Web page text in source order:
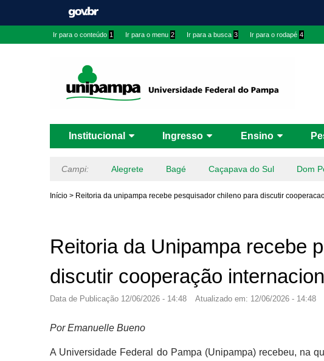
Ir para o conteúdo 1 Ir para o menu 2 Ir para a busca 3 Ir para o rodapé 4
Institucional Ingresso Ensino
Campi: Alegrete Bagé Caçapava do Sul Dom
Início > Reitoria da unipampa recebe pesquisador chileno para discutir
Reitoria da Unipampa recebe
discutir cooperação
Data de Publicação 12/06/2026 - 14:48 Atualizado em: 12/06/2026 - 14:48
Por Emanuelle Bueno
A Universidade Federal do Pampa (Unipampa) recebeu, na